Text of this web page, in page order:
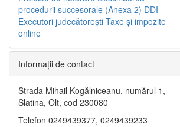
procedurii succesorale (Anexa 2) DDI -
Executori judecătorești Taxe şi impozite
online
Informaţii de contact
Strada Mihail Kogălniceanu, numărul 1,
Slatina, Olt, cod 230080
Telefon 0249439377, 0249439233